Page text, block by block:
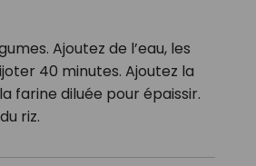
Ajoutez de l’eau, les
40 minutes. Ajoutez la
farine diluée pour épaissir.
riz.